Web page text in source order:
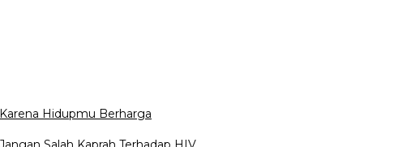
Hidupmu Berharga